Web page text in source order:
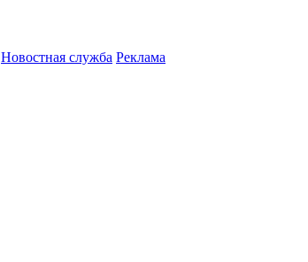
Новостная служба Реклама